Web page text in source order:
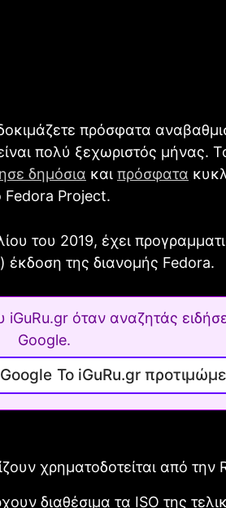
πρόσφατα
πολύ ξεχωριστός μήνας.
δημόσια και πρόσφατα
Fedora Project.
του 2019, έχει
έκδοση της διανομής Fedora.
όταν αναζητάς
Google.
Το iGuRu.gr
χρηματοδοτείται από την
διαθέσιμα τα ISO της